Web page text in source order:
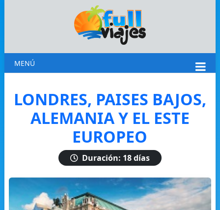
MENÚ
LONDRES, PAISES BAJOS,
ALEMANIA Y EL ESTE
EUROPEO
Duración: 18 días